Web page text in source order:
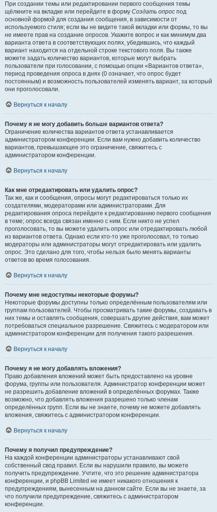
При создании темы или редактировании первого сообщения темы
щёлкните на вкладке или перейдите в форму Создать опрос под
основной формой для создания сообщения, в зависимости от
используемого стиля; если вы не видите такой вкладки или формы, то вы
не имеете прав на создание опросов. Укажите вопрос и как минимум два
варианта ответа в соответствующих полях, убедившись, что каждый
вариант находится на отдельной строке текстового поля. Вы также
можете задать количество вариантов, которые могут выбрать
пользователи при голосовании, с помощью опции «Вариантов ответа»,
период проведения опроса в днях (0 означает, что опрос будет
постоянным) и возможность пользователей изменять вариант, за который
они проголосовали.
Вернуться к началу
Почему я не могу добавить больше вариантов ответа?
Ограничение количества вариантов ответа устанавливается
администратором конференции. Если вам нужно добавить количество
вариантов, превышающее это ограничение, свяжитесь с
администратором конференции.
Вернуться к началу
Как мне отредактировать или удалить опрос?
Так же, как и сообщения, опросы могут редактироваться только их
создателями, модераторами или администраторами. Для
редактирования опроса перейдите к редактированию первого сообщения
в теме; опрос всегда связан именно с ним. Если никто не успел
проголосовать, то вы можете удалить опрос или отредактировать любой
из вариантов ответа. Однако если кто-то уже проголосовал, то только
модераторы или администраторы могут отредактировать или удалить
опрос. Это сделано для того, чтобы нельзя было менять варианты
ответов во время голосования.
Вернуться к началу
Почему мне недоступны некоторые форумы?
Некоторые форумы доступны только определённым пользователям или
группам пользователей. Чтобы просматривать такие форумы, создавать в
них темы и оставлять сообщения, совершать другие действия, вам может
потребоваться специальное разрешение. Свяжитесь с модератором или
администратором конференции для получения такого разрешения.
Вернуться к началу
Почему я не могу добавлять вложения?
Право добавления вложений может быть предоставлено на уровне
форума, группы или пользователя. Администратор конференции может
не разрешить добавление вложений в определённых форумах. Также
возможно, что добавлять вложения разрешено только членам
определённых групп. Если вы не знаете, почему не можете добавлять
вложения, свяжитесь с администратором конференции.
Вернуться к началу
Почему я получил предупреждение?
На каждой конференции администраторы устанавливают свой
собственный свод правил. Если вы нарушили правило, вы можете
получить предупреждение. Учтите, что это решение администратора
конференции, и phpBB Limited не имеет никакого отношения к
предупреждениям, вынесенным на данном сайте. Если вы не знаете, за
что получили предупреждение, свяжитесь с администратором
конференции.